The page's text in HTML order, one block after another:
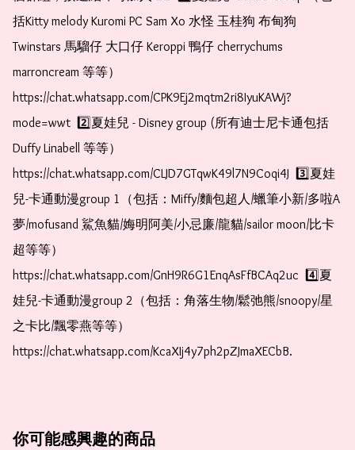
括Kitty melody Kuromi PC Sam Xo 水怪 玉桂狗 布甸狗
Twinstars 馬騮仔 大口仔 Keroppi 鴨仔 cherrychums
marroncream 等等）
https://chat.whatsapp.com/CPK9Ej2mqtm2ri8IyuKAWj?
mode=wwt  2️⃣夏娃兒 - Disney group (所有迪士尼卡通包括
Duffy Linabell 等等）
https://chat.whatsapp.com/CLJD7GTqwK49l7N9Coqi4J  3️⃣夏娃
兒-卡通動漫group 1（包括：Miffy/麵包超人/蠟筆小新/多啦A
夢/mofusand 鯊魚貓/娒明阿美/小忌廉/龍貓/sailor moon/比卡
超等等）
https://chat.whatsapp.com/GnH9R6G1EnqAsFfBCAq2uc  4️⃣夏
娃兒-卡通動漫group 2（包括：角落生物/鬆弛熊/snoopy/星
之卡比/飄零燕等等）
https://chat.whatsapp.com/KcaXIj4y7ph2pZJmaXECbB.
你可能感興趣的商品